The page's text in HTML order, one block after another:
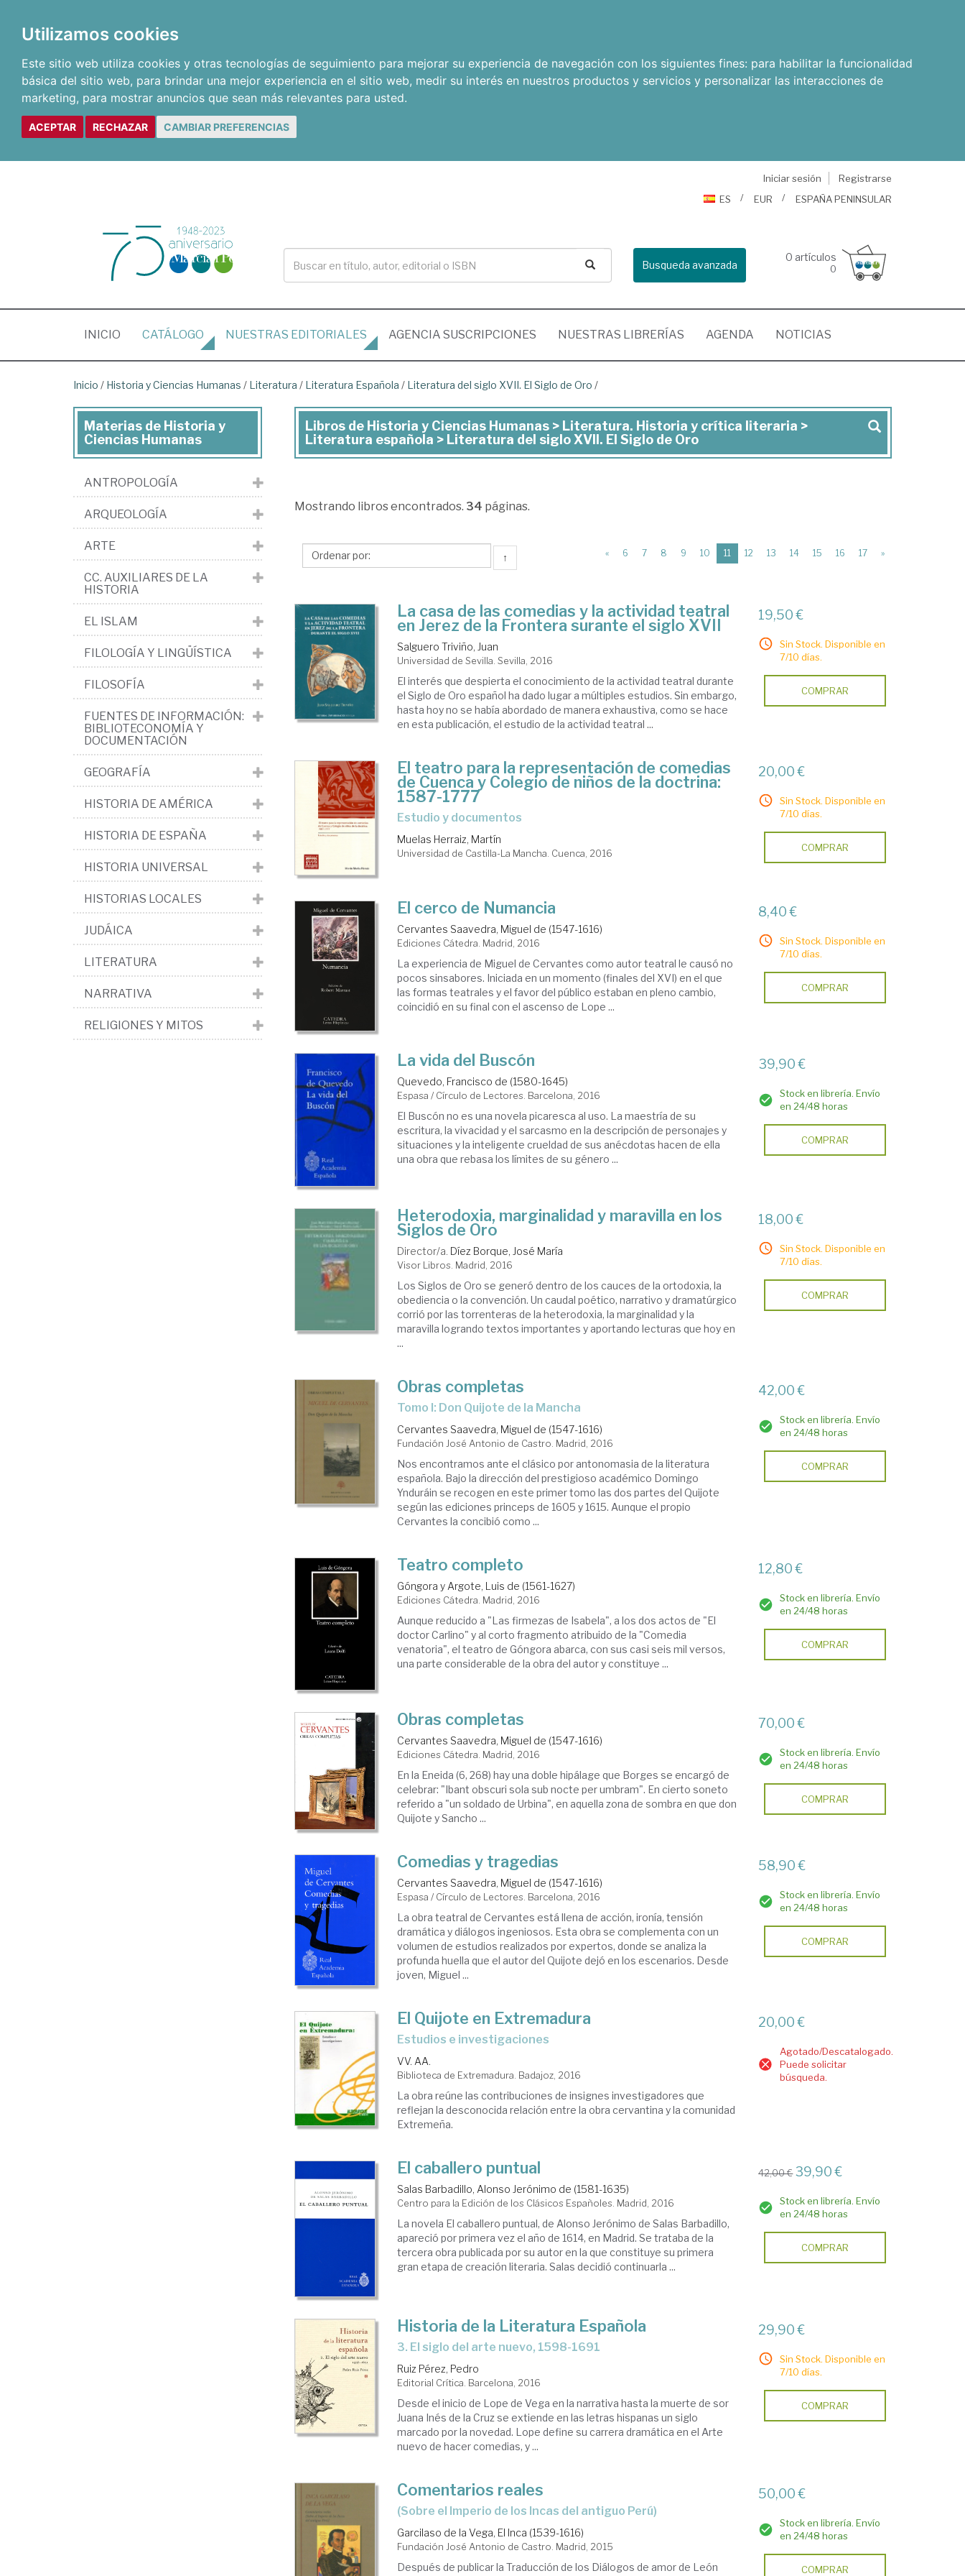
Utilizamos cookies
Este sitio web utiliza cookies y otras tecnologías de seguimiento para mejorar su experiencia de navegación con los siguientes fines: para habilitar la funcionalidad
básica del sitio web, para brindar una mejor experiencia en el sitio web, medir su interés en nuestros productos y servicios y personalizar las interacciones de
marketing, para mostrar anuncios que sean más relevantes para usted.
ACEPTAR RECHAZAR CAMBIAR PREFERENCIAS
Iniciar sesión
Registrarse
ES
EUR ESPAÑA PENINSULAR
Busqueda avanzada
0 artículos
0
INICIO (CURRENT)
CATÁLOGO NUESTRAS EDITORIALES AGENCIA SUSCRIPCIONES NUESTRAS LIBRERÍAS AGENDA NOTICIAS
Inicio / Historia y Ciencias Humanas / Literatura / Literatura Española / Literatura del siglo XVII. El Siglo de Oro /
Libros
de
y
Humanas
>
Historia
y
crítica
literaria
Literatura
>
Literatura
del
siglo
XVII.
El
Siglo
de
Oro
Libros de Historia y Ciencias Humanas > Literatura. Historia y crítica literaria >
Literatura española > Literatura del siglo XVII. El Siglo de Oro
Mostrando libros encontrados. 34 páginas.
↑ « 6 7 8 9 10 11 (current)
12 13 14 15 16 17 »
La casa de las comedias y la actividad teatral
en Jerez de la Frontera surante el siglo XVII
Salguero Triviño, Juan
Universidad de Sevilla. Sevilla, 2016
El interés que despierta el conocimiento de la actividad teatral durante
el Siglo de Oro español ha dado lugar a múltiples estudios. Sin embargo,
hasta hoy no se había abordado de manera exhaustiva, como se hace
en esta publicación, el estudio de la actividad teatral ...
19,50 €
Sin Stock. Disponible en
7/10 días.
COMPRAR
El teatro para la representación de comedias
de Cuenca y Colegio de niños de la doctrina:
1587-1777
estudio y documentos
Muelas Herraiz, Martín
Universidad de Castilla-La Mancha. Cuenca, 2016
20,00 €
Sin Stock. Disponible en
7/10 días.
COMPRAR
El cerco de Numancia
Cervantes Saavedra, Miguel de (1547-1616)
Ediciones Cátedra. Madrid, 2016
La experiencia de Miguel de Cervantes como autor teatral le causó no
pocos sinsabores. Iniciada en un momento (finales del XVI) en el que
las formas teatrales y el favor del público estaban en pleno cambio,
coincidió en su final con el ascenso de Lope ...
8,40 €
Sin Stock. Disponible en
7/10 días.
COMPRAR
La vida del Buscón
Quevedo, Francisco de (1580-1645)
Espasa / Círculo de Lectores. Barcelona, 2016
El Buscón no es una novela picaresca al uso. La maestría de su
escritura, la vivacidad y el sarcasmo en la descripción de personajes y
situaciones y la inteligente crueldad de sus anécdotas hacen de ella
una obra que rebasa los límites de su género ...
39,90 €
Stock en librería. Envío
en 24/48 horas
COMPRAR
Heterodoxia, marginalidad y maravilla en los
Siglos de Oro
Director/a. Díez Borque, José María
Visor Libros. Madrid, 2016
Los Siglos de Oro se generó dentro de los cauces de la ortodoxia, la
obediencia o la convención. Un caudal poético, narrativo y dramatúrgico
corrió por las torrenteras de la heterodoxia, la marginalidad y la
maravilla logrando textos importantes y aportando lecturas que hoy en
...
18,00 €
Sin Stock. Disponible en
7/10 días.
COMPRAR
Obras completas
Tomo I: Don Quijote de la Mancha
Cervantes Saavedra, Miguel de (1547-1616)
Fundación José Antonio de Castro. Madrid, 2016
Nos encontramos ante el clásico por antonomasia de la literatura
española. Bajo la dirección del prestigioso académico Domingo
Ynduráin se recogen en este primer tomo las dos partes del Quijote
según las ediciones princeps de 1605 y 1615. Aunque el propio
Cervantes la concibió como ...
42,00 €
Stock en librería. Envío
en 24/48 horas
COMPRAR
Teatro completo
Góngora y Argote, Luis de (1561-1627)
Ediciones Cátedra. Madrid, 2016
Aunque reducido a "Las firmezas de Isabela", a los dos actos de "El
doctor Carlino" y al corto fragmento atribuido de la "Comedia
venatoria", el teatro de Góngora abarca, con sus casi seis mil versos,
una parte considerable de la obra del autor y constituye ...
12,80 €
Stock en librería. Envío
en 24/48 horas
COMPRAR
Obras completas
Cervantes Saavedra, Miguel de (1547-1616)
Ediciones Cátedra. Madrid, 2016
En la Eneida (6, 268) hay una doble hipálage que Borges se encargó de
celebrar: "Ibant obscuri sola sub noc­te per umbram". En cierto soneto
referido a "un soldado de Urbina", en aquella zona de sombra en que don
Qui­jo­te y Sancho ...
70,00 €
Stock en librería. Envío
en 24/48 horas
COMPRAR
Comedias y tragedias
Cervantes Saavedra, Miguel de (1547-1616)
Espasa / Círculo de Lectores. Barcelona, 2016
La obra teatral de Cervantes está llena de acción, ironía, tensión
dramática y diálogos ingeniosos. Esta obra se complementa con un
volumen de estudios realizados por expertos, donde se analiza la
profunda huella que el autor del Quijote dejó en los escenarios. Desde
joven, Miguel ...
58,90 €
Stock en librería. Envío
en 24/48 horas
COMPRAR
El Quijote en Extremadura
estudios e investigaciones
VV. AA.
Biblioteca de Extremadura. Badajoz, 2016
La obra reúne las contribuciones de insignes investigadores que
reflejan la desconocida relación entre la obra cervantina y la comunidad
Extremeña.
20,00 €
Agotado/Descatalogado.
Puede solicitar
búsqueda.
El caballero puntual
Salas Barbadillo, Alonso Jerónimo de (1581-1635)
Centro para la Edición de los Clásicos Españoles. Madrid, 2016
La novela El caballero puntual, de Alonso Jerónimo de Salas Barbadillo,
apareció por primera vez el año de 1614, en Madrid. Se trataba de la
tercera obra publicada por su autor en la que constituye su primera
gran etapa de creación literaria. Salas decidió continuarla ...
42,00 € 39,90 €
Stock en librería. Envío
en 24/48 horas
COMPRAR
Historia de la Literatura Española
3. El siglo del arte nuevo, 1598-1691
Ruiz Pérez, Pedro
Editorial Crítica. Barcelona, 2016
Desde el inicio de Lope de Vega en la narrativa hasta la muerte de sor
Juana Inés de la Cruz se extiende en las letras hispanas un siglo
marcado por la novedad. Lope define su carrera dramática en el Arte
nuevo de hacer comedias, y ...
29,90 €
Sin Stock. Disponible en
7/10 días.
COMPRAR
Comentarios reales
(sobre el Imperio de los Incas del antiguo Perú)
Garcilaso de la Vega, El Inca (1539-1616)
Fundación José Antonio de Castro. Madrid, 2015
Después de publicar la Traducción de los Diálogos de amor de León
50,00 €
Stock en librería. Envío
en 24/48 horas
COMPRAR
Materias de Historia y
Ciencias Humanas
ANTROPOLOGÍA
ARQUEOLOGÍA
ARTE
CC. AUXILIARES DE LA
HISTORIA
EL ISLAM
FILOLOGÍA Y LINGÜÍSTICA
FILOSOFÍA
FUENTES DE INFORMACIÓN:
BIBLIOTECONOMÍA Y
DOCUMENTACIÓN
GEOGRAFÍA
HISTORIA DE AMÉRICA
HISTORIA DE ESPAÑA
HISTORIA UNIVERSAL
HISTORIAS LOCALES
JUDÁICA
LITERATURA
NARRATIVA
RELIGIONES Y MITOS